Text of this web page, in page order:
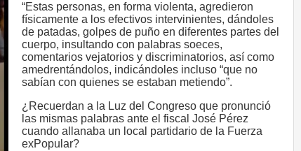
“Estas personas, en forma violenta, agredieron
físicamente a los efectivos intervinientes, dándoles
de patadas, golpes de puño en diferentes partes del
cuerpo, insultando con palabras soeces,
comentarios vejatorios y discriminatorios, así como
amedrentándolos, indicándoles incluso “que no
sabían con quienes se estaban metiendo”.
¿Recuerdan a la Luz del Congreso que pronunció
las mismas palabras ante el fiscal José Pérez
cuando allanaba un local partidario de la Fuerza
exPopular?